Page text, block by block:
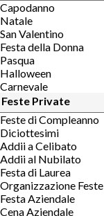
Capodanno
Natale
San Valentino
Festa della Donna
Pasqua
Halloween
Carnevale
Feste Private
Feste di Compleanno
Diciottesimi
Addii a Celibato
Addii al Nubilato
Festa di Laurea
Organizzazione Feste
Festa Aziendale
Cena Aziendale